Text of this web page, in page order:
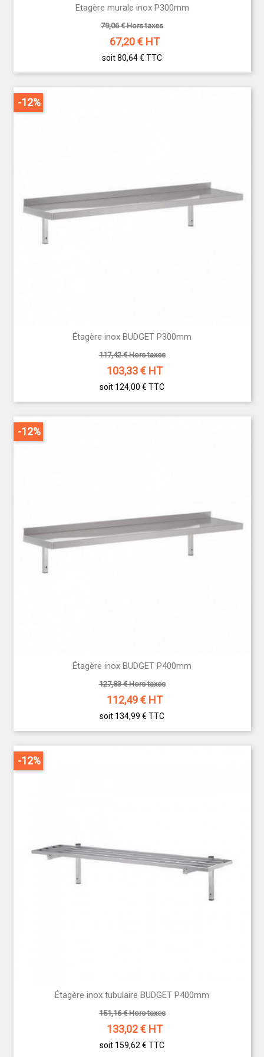
Etagère murale inox P300mm
79,06 € Hors taxes
67,20€ HT
soit 80,64 € TTC
Étagère inox BUDGET P300mm
117,42 € Hors taxes
103,33€ HT
soit 124,00 € TTC
-12%
Étagère inox BUDGET P400mm
127,83 € Hors taxes
112,49€ HT
soit 134,99 € TTC
-12%
Étagère inox tubulaire BUDGET P400mm
151,16 € Hors taxes
133,02€ HT
soit 159,62 € TTC
-12%